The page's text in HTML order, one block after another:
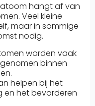
hangt af van
Veel kleine
maar in sommige
nodig.
worden vaak
binnen
helpen bij het
en het bevorderen